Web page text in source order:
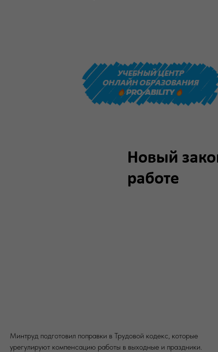
Минтруд подготовил поправки в Трудовой кодекс, которые
урегулируют компенсацию работы в выходные и праздники.